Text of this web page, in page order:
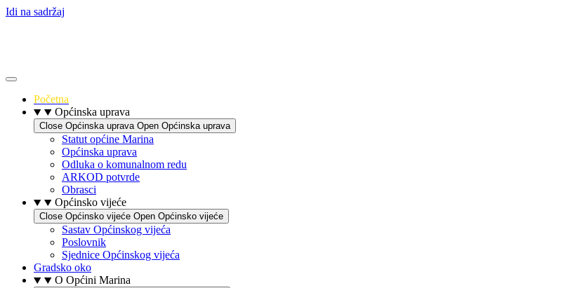
Idi na sadržaj
Početna
Općinska uprava
Close Općinska uprava Open Općinska uprava
Statut općine Marina
Općinska uprava
Odluka o komunalnom redu
ARKOD potvrde
Obrasci
Općinsko vijeće
Close Općinsko vijeće Open Općinsko vijeće
Sastav Općinskog vijeća
Poslovnik
Sjednice Općinskog vijeća
Gradsko oko
O Općini Marina